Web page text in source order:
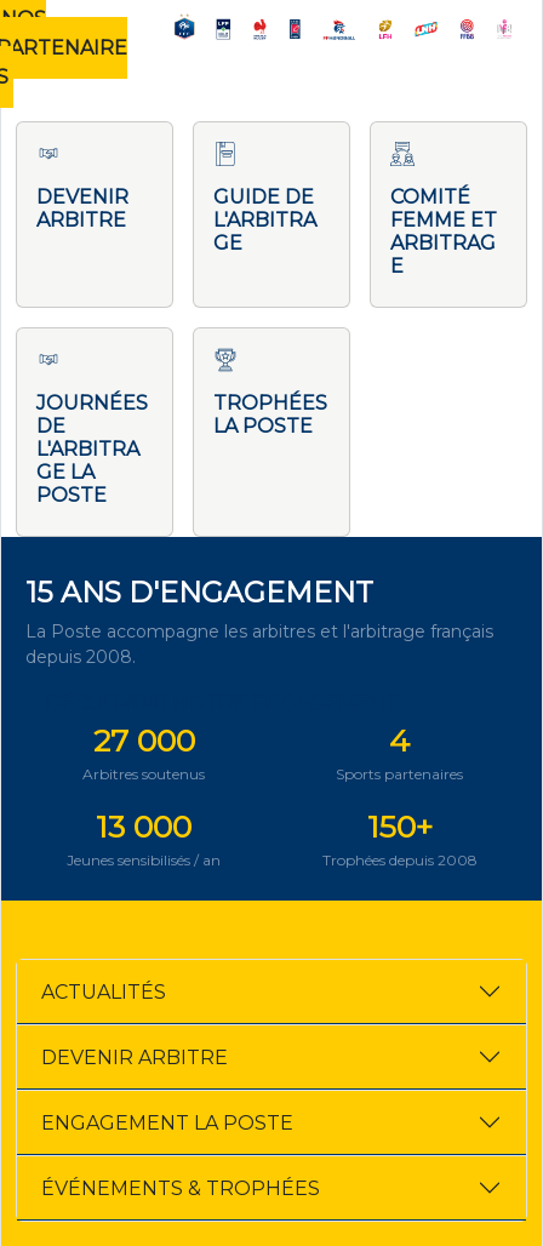
NOS
DEVENIR
ARBITRE
GUIDE DE
L'ARBITRA
GE
COMITÉ
FEMME ET
ARBITRAG
E
JOURNÉES
DE
L'ARBITRA
GE LA
POSTE
TROPHÉES
LA POSTE
15 ANS D'ENGAGEMENT
La Poste accompagne les arbitres et l'arbitrage français
depuis 2008.
27 000
Arbitres soutenus
4
Sports partenaires
13 000
Jeunes sensibilisés / an
150+
Trophées depuis 2008
ACTUALITÉS
DEVENIR ARBITRE
ENGAGEMENT LA POSTE
ÉVÉNEMENTS & TROPHÉES